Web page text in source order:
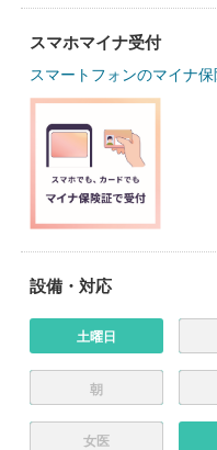
スマホマイナ受付
スマートフォンのマイナ
設備・対応
土曜日
朝
女医